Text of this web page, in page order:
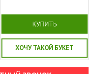
КУПИТЬ
ХОЧУ ТАКОЙ БУКЕТ